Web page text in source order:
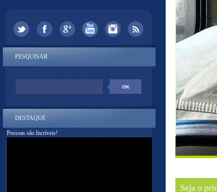
Seja o
PESQUISAR
DESTAQUE
Pessoas são Incríveis!